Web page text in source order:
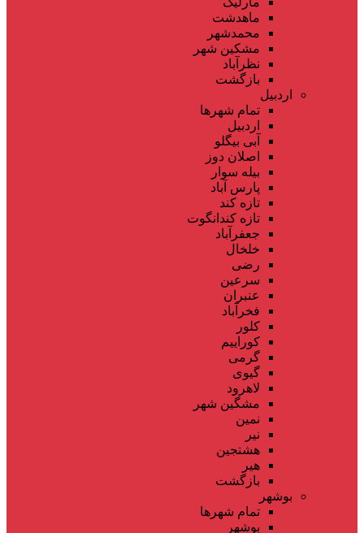
ماهدشت
محمدشهر
مشکین شهر
نظرآباد
بازگشت
اردبیل
تمام شهر‌ها
اردبیل
آبی بیگلو
اصلان دوز
بیله سوار
پارس آباد
تازه کند
تازه کندانگوت
جعفرآباد
خلخال
رضی
سرعین
عنبران
فخرآباد
کلور
کوراییم
گرمی
گیوی
لاهرود
مشگین شهر
نمین
نیر
هشتجین
هیر
بازگشت
بوشهر
تمام شهر‌ها
بوشهر